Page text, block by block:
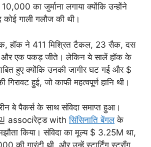
का जुर्माना लगाया क्योंकि उन्होंने
कोई गाली गलौज की थी।
हॉक ने 411 मिश्रित टैकल, 23 सैक, दस
और एक पकड़ जीते। लेकिन ये सालें हॉक के
हुए क्योंकि उनकी जागीर घट गई और $
हुई, जो काफी महत्वपूर्ण हानि थी।
बे पैकर्स के साथ संविदा समाप्त हुआ।
associरेट्ड withसिंसिनाति बेंगलके
किया। संविदा का मूल्य $ 3.25M था,